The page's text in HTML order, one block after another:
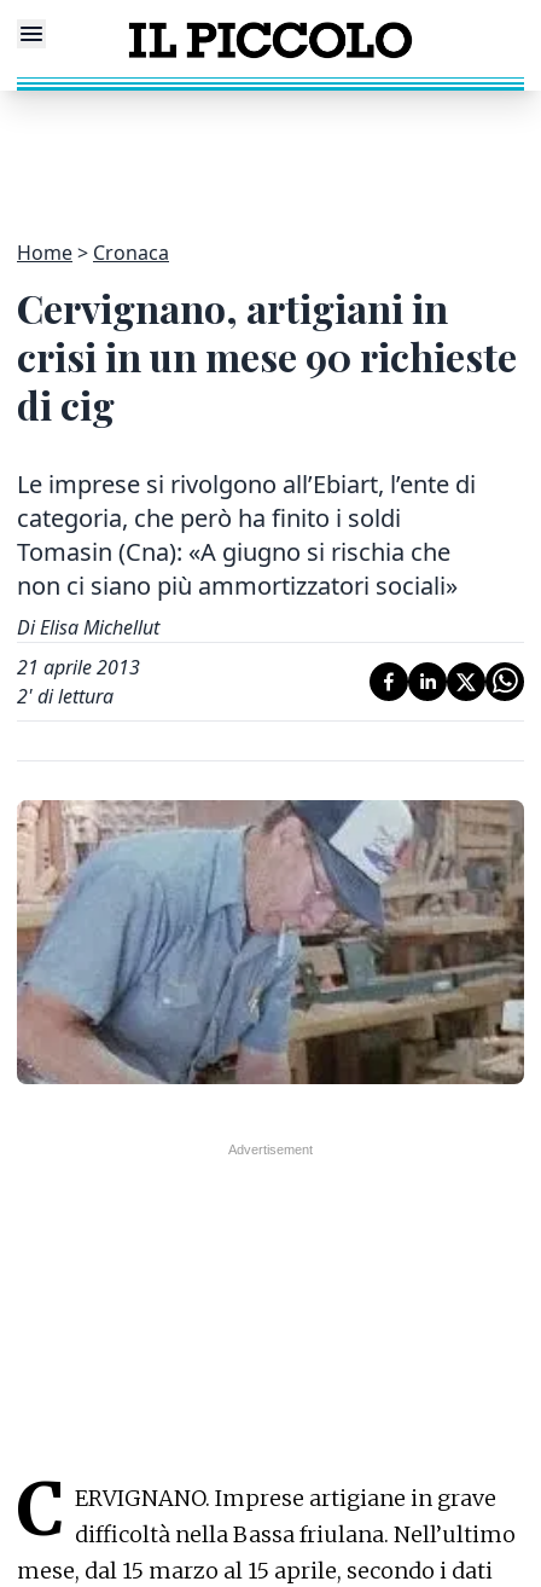
Home Cronaca
Cervignano, artigiani in
crisi in un mese 90 richieste
di cig
Le imprese si rivolgono all’Ebiart, l’ente di
categoria, che però ha finito i soldi
Tomasin (Cna): «A giugno si rischia che
non ci siano più ammortizzatori sociali»
Di Elisa Michellut
21 aprile 2013
2' di lettura
C ERVIGNANO. Imprese artigiane in grave
difficoltà nella Bassa friulana. Nell’ultimo
mese, dal 15 marzo al 15 aprile, secondo i dati